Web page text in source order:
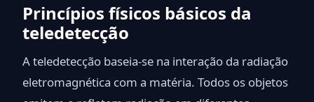
Princípios físicos básicos da
teledetecção
A teledetecção baseia-se na interação da radiação
eletromagnética com a matéria. Todos os objetos